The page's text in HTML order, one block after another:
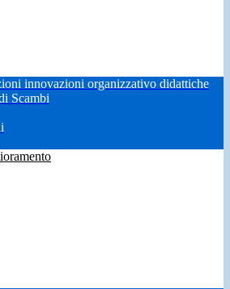
innovazioni organizzativo didattiche
Scambi